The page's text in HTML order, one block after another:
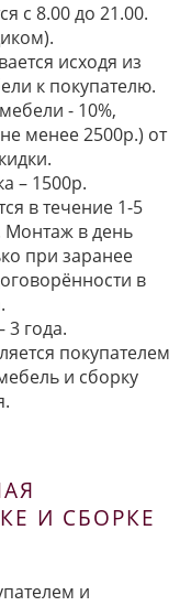
с 8.00 до 21.00.
исходя из
к покупателю.
- 10%,
менее 2500р.) от
– 1500р.
в течение 1-5
Монтаж в день
при заранее
в
3 года.
покупателем
и сборку
И СБОРКЕ
и